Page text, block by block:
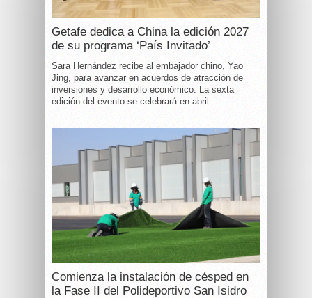
Getafe dedica a China la edición 2027
de su programa ‘País Invitado’
Sara Hernández recibe al embajador chino, Yao
Jing, para avanzar en acuerdos de atracción de
inversiones y desarrollo económico. La sexta
edición del evento se celebrará en abril...
Comienza la instalación de césped en
la Fase II del Polideportivo San Isidro